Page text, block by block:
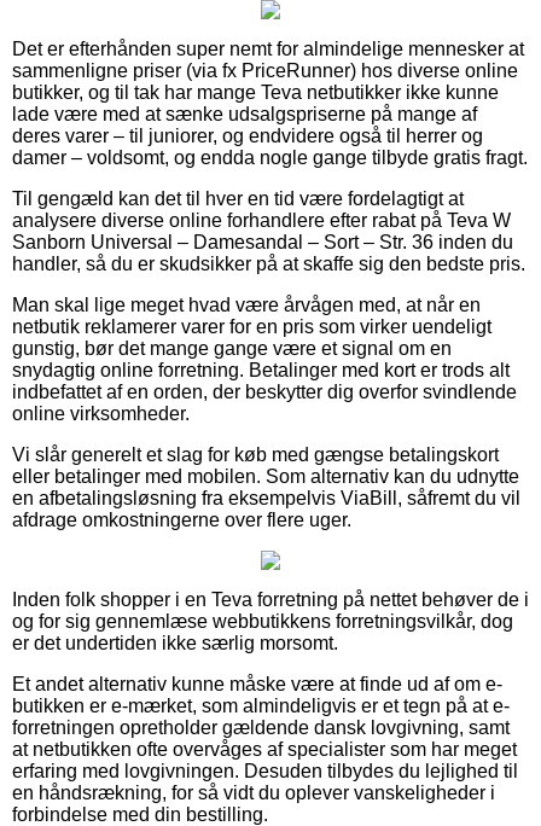
Det er efterhånden super nemt for almindelige mennesker at
sammenligne priser (via fx PriceRunner) hos diverse online
butikker, og til tak har mange Teva netbutikker ikke kunne
lade være med at sænke udsalgspriserne på mange af
deres varer – til juniorer, og endvidere også til herrer og
damer – voldsomt, og endda nogle gange tilbyde gratis fragt.
Til gengæld kan det til hver en tid være fordelagtigt at
analysere diverse online forhandlere efter rabat på Teva W
Sanborn Universal – Damesandal – Sort – Str. 36 inden du
handler, så du er skudsikker på at skaffe sig den bedste pris.
Man skal lige meget hvad være årvågen med, at når en
netbutik reklamerer varer for en pris som virker uendeligt
gunstig, bør det mange gange være et signal om en
snydagtig online forretning. Betalinger med kort er trods alt
indbefattet af en orden, der beskytter dig overfor svindlende
online virksomheder.
Vi slår generelt et slag for køb med gængse betalingskort
eller betalinger med mobilen. Som alternativ kan du udnytte
en afbetalingsløsning fra eksempelvis ViaBill, såfremt du vil
afdrage omkostningerne over flere uger.
Inden folk shopper i en Teva forretning på nettet behøver de i
og for sig gennemlæse webbutikkens forretningsvilkår, dog
er det undertiden ikke særlig morsomt.
Et andet alternativ kunne måske være at finde ud af om e-
butikken er e-mærket, som almindeligvis er et tegn på at e-
forretningen opretholder gældende dansk lovgivning, samt
at netbutikken ofte overvåges af specialister som har meget
erfaring med lovgivningen. Desuden tilbydes du lejlighed til
en håndsrækning, for så vidt du oplever vanskeligheder i
forbindelse med din bestilling.